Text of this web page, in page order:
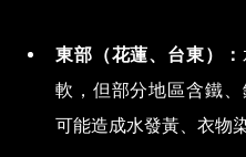
東部（花蓮、台東）：
軟，但部分地區含鐵、
可能造成水發黃、衣物染